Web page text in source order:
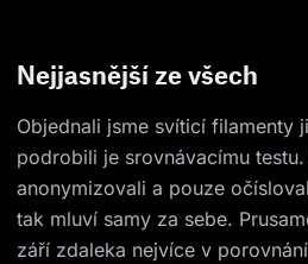
Nejjasnější ze všech
Objednali jsme svíticí filamenty
podrobili je srovnávacímu
anonymizovali a pouze
tak mluví samy za sebe.
září zdaleka nejvíce v